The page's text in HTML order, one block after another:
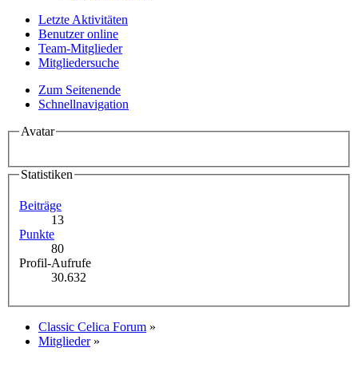
Letzte Aktivitäten
Benutzer online
Team-Mitglieder
Mitgliedersuche
Zum Seitenende
Schnellnavigation
Avatar
Statistiken
Beiträge
13
Punkte
80
Profil-Aufrufe
30.632
Classic Celica Forum »
Mitglieder »